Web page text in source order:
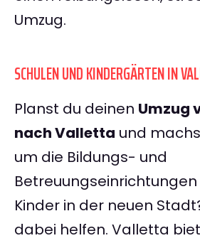
Umzug.
SCHULEN UND KINDERGÄRTEN IN
Planst du deinen Umzug
nach Valletta und
um die Bildungs- und
Kinder in der neuen
dabei helfen. Valletta